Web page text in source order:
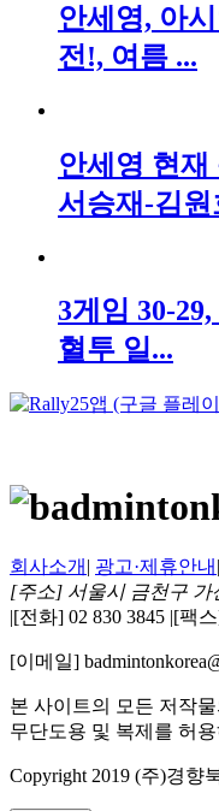
안세영, 아
전!, 여름 ...
안세영 현재
서승재-김원
3게임 30-
혈투 일...
회사소개 | 광고·제휴안내 |
[주소] 서울시 금천구 가
|[전화] 02 830 3845 |[팩
[이메일]
본 사이트의 모든 저작
무단도용 및 복제를 허
Copyright 2019 (주)경향